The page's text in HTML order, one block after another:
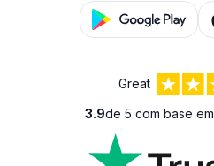
Great
3.9de 5 com base em